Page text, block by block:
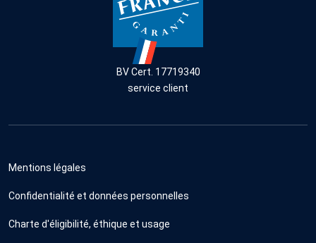
BV Cert. 17719340
service client
Mentions légales
Confidentialité et données personnelles
Charte d'éligibilité, éthique et usage